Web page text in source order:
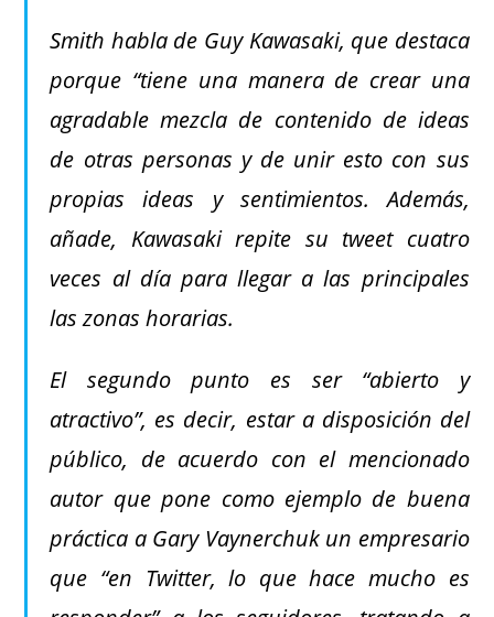
Smith habla de Guy Kawasaki, que destaca
porque “tiene una manera de crear una
agradable mezcla de contenido de ideas
de otras personas y de unir esto con sus
propias ideas y sentimientos. Además,
añade, Kawasaki repite su tweet cuatro
veces al día para llegar a las principales
las zonas horarias.
El segundo punto es ser “abierto y
atractivo”, es decir, estar a disposición del
público, de acuerdo con el mencionado
autor que pone como ejemplo de buena
práctica a Gary Vaynerchuk un empresario
que “en Twitter, lo que hace mucho es